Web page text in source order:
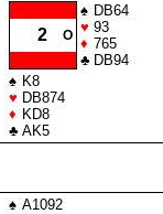
2 O
♠ DB64
♥ 93
♦ 765
♣ DB94
♠ K8
♥ DB874
♦ KD8
♣ AK5
♠ A1092